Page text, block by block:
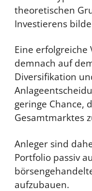
theoretischen
Investierens
Eine erfolgreiche
demnach auf
Diversifikation
geringe Chance,
Gesamtmarktes
Anleger sind
Portfolio passiv
aufzubauen.